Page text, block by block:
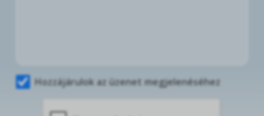
Hozzájárulok az üzenet megjelenéséhez